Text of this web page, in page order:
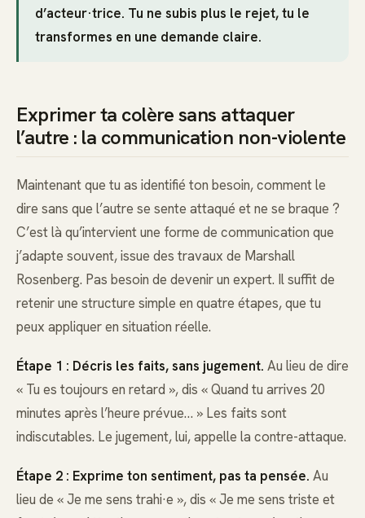
d’acteur·trice. Tu ne subis plus le rejet, tu le
transformes en une demande claire.
Exprimer ta colère sans attaquer
l’autre : la communication non-violente
Maintenant que tu as identifié ton besoin, comment le
dire sans que l’autre se sente attaqué et ne se braque ?
C’est là qu’intervient une forme de communication que
j’adapte souvent, issue des travaux de Marshall
Rosenberg. Pas besoin de devenir un expert. Il suffit de
retenir une structure simple en quatre étapes, que tu
peux appliquer en situation réelle.
Étape 1 : Décris les faits, sans jugement. Au lieu de dire
« Tu es toujours en retard », dis « Quand tu arrives 20
minutes après l’heure prévue… » Les faits sont
indiscutables. Le jugement, lui, appelle la contre-attaque.
Étape 2 : Exprime ton sentiment, pas ta pensée. Au
lieu de « Je me sens trahi·e », dis « Je me sens triste et